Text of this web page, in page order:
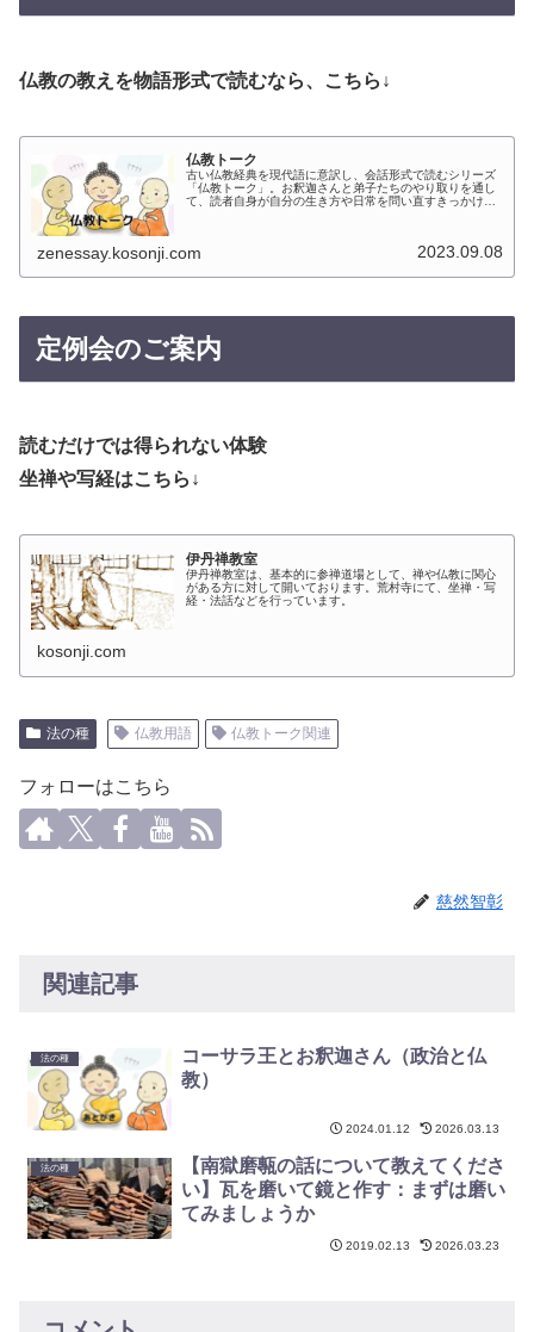
仏教の教えを物語形式で読むなら、こちら↓
仏教トーク
古い仏教経典を現代語に意訳し、会話形式で読むシリーズ
「仏教トーク」。お釈迦さんと弟子たちのやり取りを通し
て、読者自身が自分の生き方や日常を問い直すきっかけを
zenessay.kosonji.com 2023.09.08
定例会のご案内
読むだけでは得られない体験
坐禅や写経はこちら↓
伊丹禅教室
伊丹禅教室は、基本的に参禅道場として、禅や仏教に関心
がある方に対して開いております。荒村寺にて、坐禅・写
経・法話などを行っています。
kosonji.com
法の種 仏教用語 仏教トーク関連
フォローはこちら
慈然智彰
関連記事
法の種
コーサラ王とお釈迦さん（政治と仏
教）
2024.01.12 2026.03.13
法の種
【南獄磨甎の話について教えてくださ
い】瓦を磨いて鏡と作す：まずは磨い
てみましょうか
2019.02.13 2026.03.23